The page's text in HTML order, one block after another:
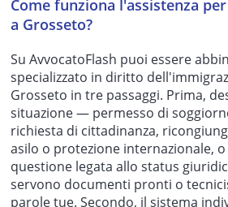
Come funziona l'assistenza
a Grosseto?
Su AvvocatoFlash puoi essere
specializzato in diritto
Grosseto in tre passaggi. Prima,
situazione — permesso di
richiesta di cittadinanza,
asilo o protezione internazionale,
questione legata allo status
servono documenti pronti o
parole tue. Secondo, il sistema